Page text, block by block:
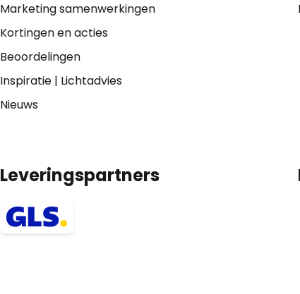
Marketing samenwerkingen
Kortingen en acties
Beoordelingen
Inspiratie| Lichtadvies
Nieuws
Leveringspartners